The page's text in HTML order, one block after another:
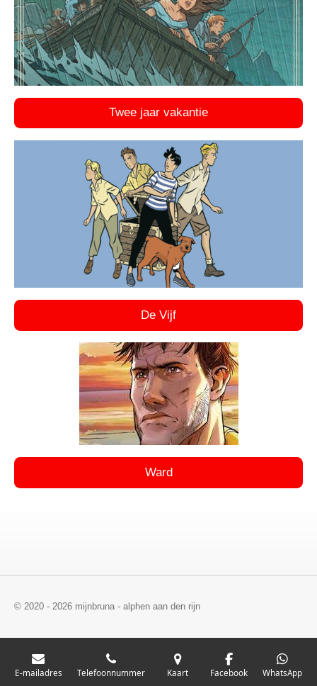
Twee jaar vakantie
De Vijf
Ward
© 2020 - 2026 mijnbruna - alphen aan den rijn
E-mailadres Telefoonnummer Kaart Facebook WhatsApp